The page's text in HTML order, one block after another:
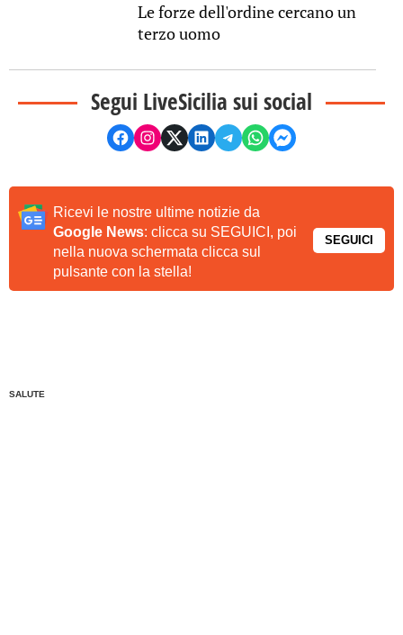
Le forze dell'ordine cercano un
terzo uomo
Segui LiveSicilia sui social
Ricevi le nostre ultime notizie da
Google News: clicca su SEGUICI, poi
nella nuova schermata clicca sul
pulsante con la stella!
SEGUICI
SALUTE